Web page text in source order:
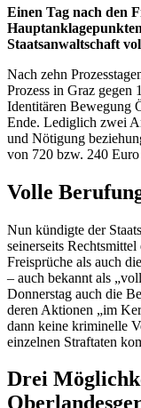
Einen Tag nach den
Staatsanwaltschaft
Nach zehn
Prozess in Graz gegen
Identitären Bewegung
Ende. Lediglich zwei
und Nötigung
von 720 bzw. 240
Volle
Nun kündigte der
seinerseits
Freisprüche als auch
– auch bekannt als
Donnerstag auch die
deren Aktionen „im
dann keine kriminelle
einzelnen Straftaten
Drei